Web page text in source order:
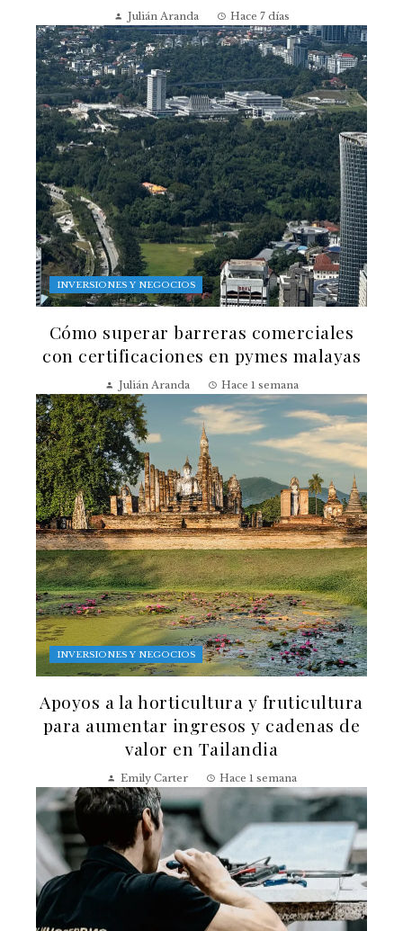
Julián Aranda Hace 7 días
INVERSIONES Y NEGOCIOS
Cómo superar barreras comerciales
con certificaciones en pymes malayas
Julián Aranda Hace 1 semana
INVERSIONES Y NEGOCIOS
Apoyos a la horticultura y fruticultura
para aumentar ingresos y cadenas de
valor en Tailandia
Emily Carter Hace 1 semana